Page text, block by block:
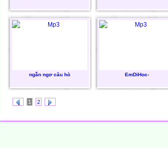
ngẫn ngơ câu hò EmDiHoc-
1 2